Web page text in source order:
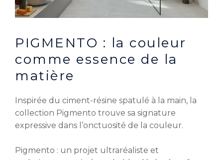
PIGMENTO : la couleur
comme essence de la
matière
Inspirée du ciment-résine spatulé à la main, la
collection Pigmento trouve sa signature
expressive dans l’onctuosité de la couleur.
Pigmento : un projet ultraréaliste et